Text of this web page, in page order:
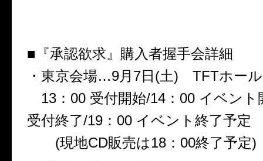
■『承認欲求』購入者握手会詳細
・東京会場…9月7日(土) TFTホー
13：00 受付開始/14：00 イベント
受付終了/19：00 イベント終了予定
(現地CD販売は18：00終了予定)